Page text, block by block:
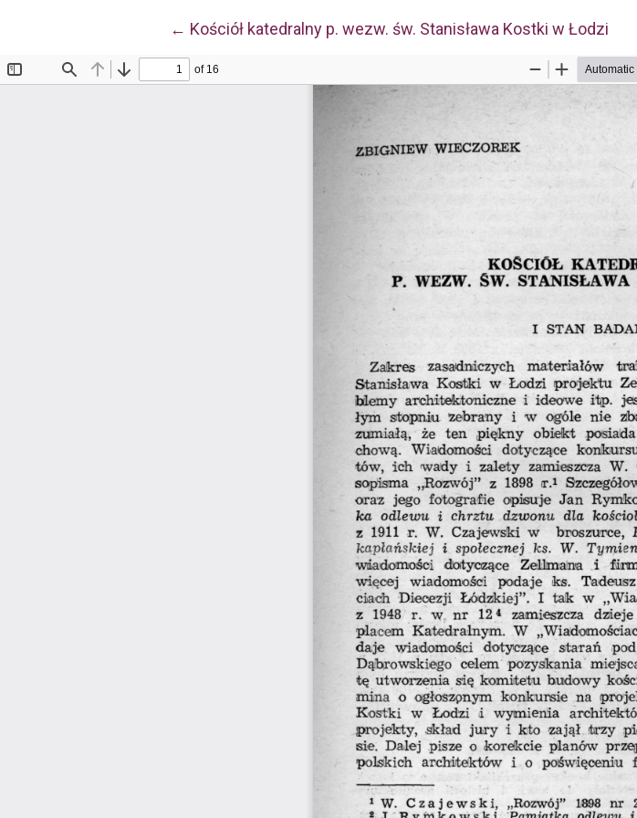
← Wróć do szczegółów artykułu
Kościół katedralny p. wezw. św. Stanisława Kostki w Łodzi